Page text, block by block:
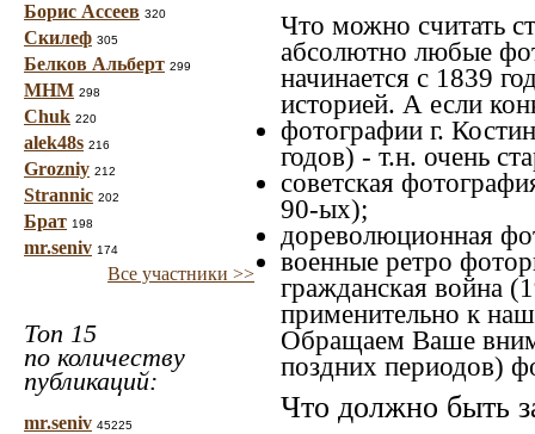
Борис Ассеев 320
Скилеф 305
Белков Альберт 299
МНМ 298
Chuk 220
alek48s 216
Grozniy 212
Strannic 202
Брат 198
mr.seniv 174
Все участники >>
Топ 15
по количеству
публикаций:
mr.seniv 45225
Что можно считать
абсолютно любые
начинается с 1839
историей. А если
фотографии г.
годов) - т.н. очень
советская
90-ых);
дореволюционная
военные ретро
гражданская война
применительно к
Обращаем Ваше
поздних периодов)
Что должно быть